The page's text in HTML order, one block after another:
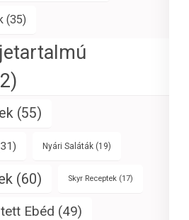
(35)
(55)
Nyári Saláták (19)
(60) Skyr Receptek (17)
Ebéd (49)